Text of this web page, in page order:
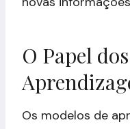
O Papel
Os modelos de